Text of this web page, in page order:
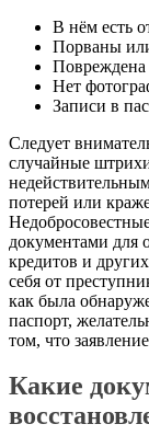
В нём есть
Порваны
Повреждена
Нет
Записи в
Следует
случайные
потерей или
документами для
кредитов и
себя от
как была
паспорт,
том, что
Какие